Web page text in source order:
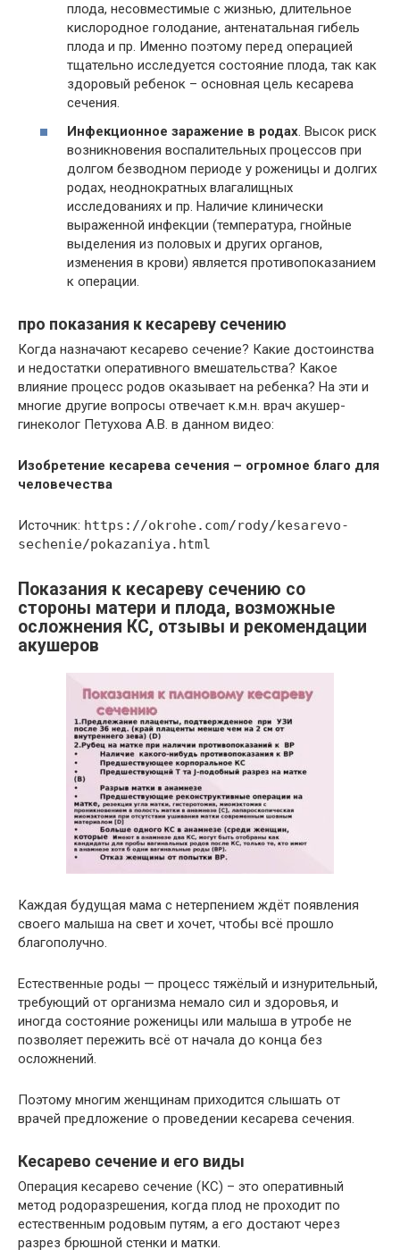
плода, несовместимые с жизнью, длительное
кислородное голодание, антенатальная гибель
плода и пр. Именно поэтому перед операцией
тщательно исследуется состояние плода, так как
здоровый ребенок – основная цель кесарева
сечения.
Инфекционное заражение в родах. Высок риск
возникновения воспалительных процессов при
долгом безводном периоде у роженицы и долгих
родах, неоднократных влагалищных
исследованиях и пр. Наличие клинически
выраженной инфекции (температура, гнойные
выделения из половых и других органов,
изменения в крови) является противопоказанием
к операции.
про показания к кесареву сечению
Когда назначают кесарево сечение? Какие достоинства
и недостатки оперативного вмешательства? Какое
влияние процесс родов оказывает на ребенка? На эти и
многие другие вопросы отвечает к.м.н. врач акушер-
гинеколог Петухова А.В. в данном видео:
Изобретение кесарева сечения – огромное благо для
человечества
Источник: https://okrohe.com/rody/kesarevo-
sechenie/pokazaniya.html
Показания к кесареву сечению со
стороны матери и плода, возможные
осложнения КС, отзывы и рекомендации
акушеров
Каждая будущая мама с нетерпением ждёт появления
своего малыша на свет и хочет, чтобы всё прошло
благополучно.
Естественные роды — процесс тяжёлый и изнурительный,
требующий от организма немало сил и здоровья, и
иногда состояние роженицы или малыша в утробе не
позволяет пережить всё от начала до конца без
осложнений.
Поэтому многим женщинам приходится слышать от
врачей предложение о проведении кесарева сечения.
Кесарево сечение и его виды
Операция кесарево сечение (КС) – это оперативный
метод родоразрешения, когда плод не проходит по
естественным родовым путям, а его достают через
разрез брюшной стенки и матки.